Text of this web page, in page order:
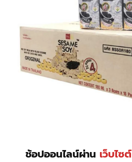
ช้อปออนไลน์ผ่าน เว็บไซต์